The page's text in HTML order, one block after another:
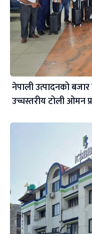
नेपाली उत्पादनको बजार
उच्चस्तरीय टोली ओमन